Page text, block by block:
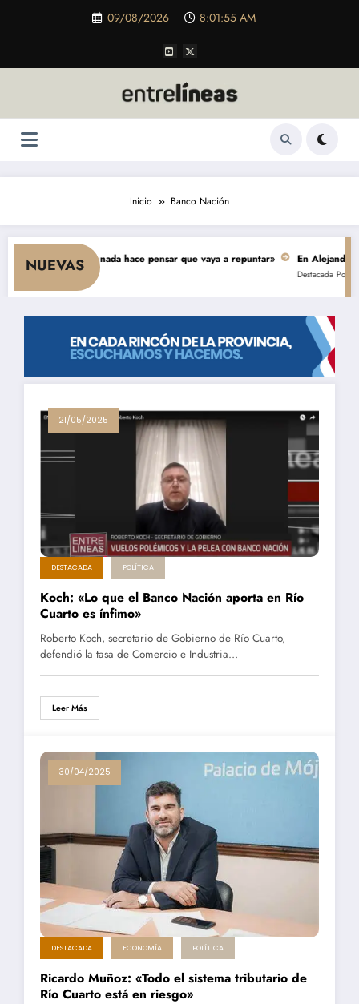
09/08/2026 8:01:55 AM
Inicio Banco Nación
NUEVAS
el consumo y nada hace pensar que vaya a repuntar» En Alejandro,
Destacada Política
21/05/2025
DESTACADA POLÍTICA
Koch: «Lo que el Banco Nación aporta en Río
Cuarto es ínfimo»
Roberto Koch, secretario de Gobierno de Río Cuarto,
defendió la tasa de Comercio e Industria…
Leer Más
30/04/2025
DESTACADA ECONOMÍA POLÍTICA
Ricardo Muñoz: «Todo el sistema tributario de
Río Cuarto está en riesgo»